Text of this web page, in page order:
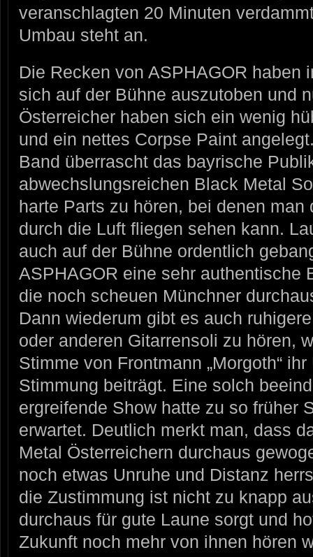
veranschlagten 20 Minuten
Umbau steht an.
Die Recken von ASPHAGOR haben
sich auf der Bühne auszutoben und
Österreicher haben sich ein wenig
und ein nettes Corpse Paint
Band überrascht das bayrische
abwechslungsreichen Black Metal
harte Parts zu hören, bei denen man
durch die Luft fliegen sehen kann.
auch auf der Bühne ordentlich
ASPHAGOR eine sehr authentische
die noch scheuen Münchner
Dann wiederum gibt es auch
oder anderen Gitarrensoli zu hören,
Stimme von Frontmann „Morgoth“
Stimmung beiträgt. Eine solch
ergreifende Show hatte zu so früher
erwartet. Deutlich merkt man, dass
Metal Österreichern durchaus
noch etwas Unruhe und Distanz
die Zustimmung ist nicht zu knapp
durchaus für gute Laune sorgt und
Zukunft noch mehr von ihnen hören